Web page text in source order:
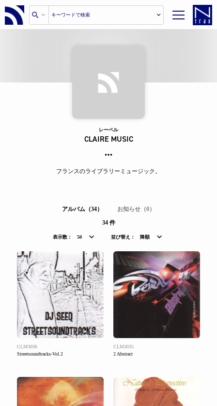
レーベル
CLAIRE MUSIC
フランスのライブラリーミュージック。
アルバム（34）
お知らせ（0）
34 件
表示数： 50 並び替え： 降順
CLM3036
Streetsoundtracks-Vol.2
CLM3035
2 Abstract